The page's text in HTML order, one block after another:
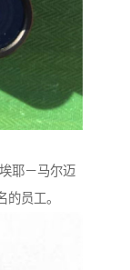
耶－马尔迈
的员工。